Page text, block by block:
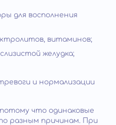
для восполнения
витаминов;
желудка;
и нормализации
что одинаковые
разным причинам. При